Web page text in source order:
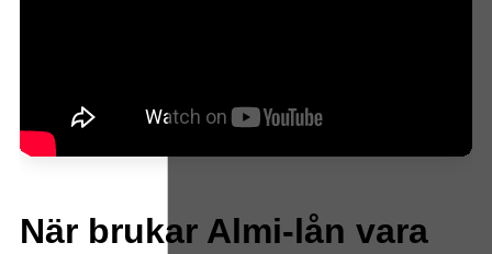
När brukar Almi-lån vara